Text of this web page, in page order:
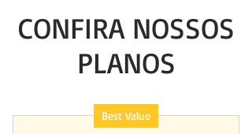
CONFIRA NOSSOS
PLANOS
Best Value